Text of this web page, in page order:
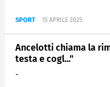
SPORT 15 APRILE 2025
Ancelotti chiama la
testa e cogl..."
-